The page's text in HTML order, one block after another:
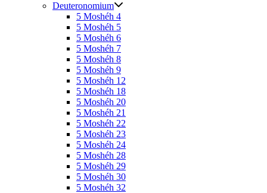
Deuteronomium
5 Moshéh 4
5 Moshéh 5
5 Moshéh 6
5 Moshéh 7
5 Moshéh 8
5 Moshéh 9
5 Moshéh 12
5 Moshéh 18
5 Moshéh 20
5 Moshéh 21
5 Moshéh 22
5 Moshéh 23
5 Moshéh 24
5 Moshéh 28
5 Moshéh 29
5 Moshéh 30
5 Moshéh 32